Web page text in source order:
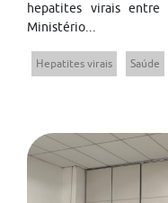
hepatites virais entre
Ministério...
Hepatites virais Saúde